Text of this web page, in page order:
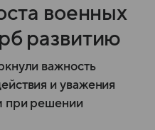
военных
развитию
важность
и уважения
при решении